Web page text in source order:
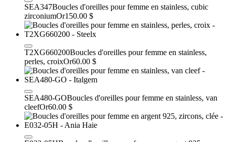
SEA347Boucles d'oreilles pour femme en stainless, cubic
zirconiumOr150.00 $
T2XG660200Boucles d'oreilles pour femme en stainless,
perles, croixOr60.00 $
SEA480-GOBoucles d'oreilles pour femme en stainless, van
cleefOr60.00 $